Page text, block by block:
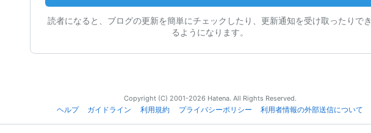
読者になると、ブログの更新を簡単にチェックしたり、更新通知を受け取ったりでき
るようになります。
Copyright (C) 2001-2026 Hatena. All Rights Reserved.
ヘルプ
ガイドライン 利用規約 プライバシーポリシー 利用者情報の外部送信について